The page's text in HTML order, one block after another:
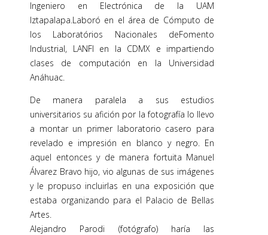
Ingeniero en Electrónica de la UAM
Iztapalapa.Laboró en el área de Cómputo de
los Laboratórios Nacionales deFomento
Industrial, LANFI en la CDMX e impartiendo
clases de computación en la Universidad
Anáhuac.
De manera paralela a sus estudios
universitarios su afición por la fotografía lo llevo
a montar un primer laboratorio casero para
revelado e impresión en blanco y negro. En
aquel entonces y de manera fortuita Manuel
Álvarez Bravo hijo, vio algunas de sus imágenes
y le propuso incluirlas en una exposición que
estaba organizando para el Palacio de Bellas
Artes.
Alejandro Parodi (fotógrafo) haría las